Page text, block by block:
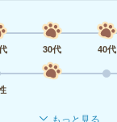
30代 40代
もっと見る